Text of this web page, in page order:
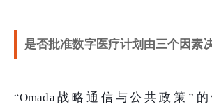
是否批准数字医疗计划由三个因素
“Omada战略通信与公共政策”